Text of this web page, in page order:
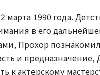
марта 1990 года.
в его
Прохор
и
к актерскому